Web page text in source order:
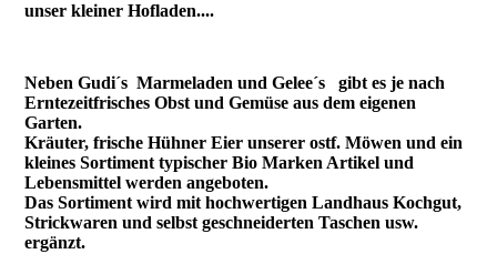
unser kleiner Hofladen....
Neben Gudi´s Marmeladen und Gelee´s gibt es je nach
Erntezeitfrisches Obst und Gemüse aus dem eigenen
Garten.
Kräuter, frische Hühner Eier unserer ostf. Möwen und ein
kleines Sortimenttypischer Bio Marken Artikel und
Lebensmittel werden angeboten.
Das Sortiment wird mit hochwertigen Landhaus Kochgut,
Strickwaren undselbst geschneiderten Taschen usw.
ergänzt.